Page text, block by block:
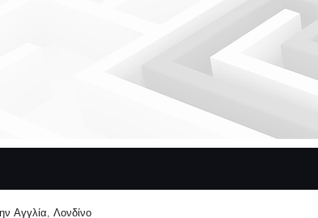
Αγγλία, Λονδίνο